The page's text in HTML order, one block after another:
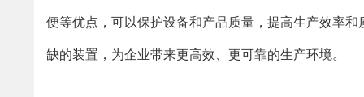
便等优点，可以保护设备和产品质量，提高生产效率
缺的装置，为企业带来更高效、更可靠的生产环境。